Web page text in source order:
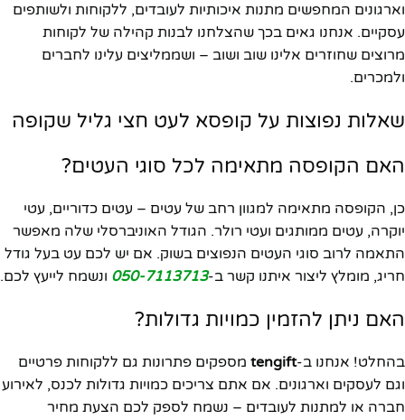
וארגונים המחפשים מתנות איכותיות לעובדים, ללקוחות ולשותפים
עסקיים. אנחנו גאים בכך שהצלחנו לבנות קהילה של לקוחות
מרוצים שחוזרים אלינו שוב ושוב – ושממליצים עלינו לחברים
ולמכרים.
שאלות נפוצות על קופסא לעט חצי גליל שקופה
האם הקופסה מתאימה לכל סוגי העטים?
כן, הקופסה מתאימה למגוון רחב של עטים – עטים כדוריים, עטי
יוקרה, עטים ממותגים ועטי רולר. הגודל האוניברסלי שלה מאפשר
התאמה לרוב סוגי העטים הנפוצים בשוק. אם יש לכם עט בעל גודל
חריג, מומלץ ליצור איתנו קשר ב-050-7113713 ונשמח לייעץ לכם.
האם ניתן להזמין כמויות גדולות?
בהחלט! אנחנו ב-tengift מספקים פתרונות גם ללקוחות פרטיים
וגם לעסקים וארגונים. אם אתם צריכים כמויות גדולות לכנס, לאירוע
חברה או למתנות לעובדים – נשמח לספק לכם הצעת מחיר